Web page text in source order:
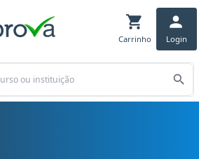
Carrinho Login